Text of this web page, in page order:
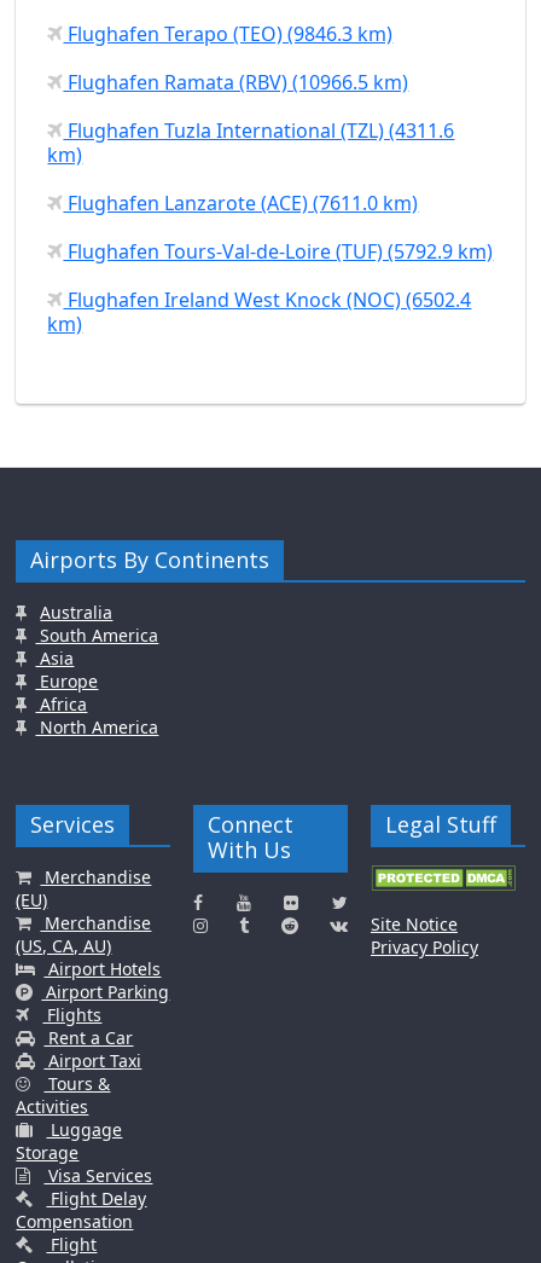
Flughafen Terapo (TEO) (9846.3 km)
Flughafen Ramata (RBV) (10966.5 km)
Flughafen Tuzla International (TZL) (4311.6
km)
Flughafen Lanzarote (ACE) (7611.0 km)
Flughafen Tours-Val-de-Loire (TUF) (5792.9 km)
Flughafen Ireland West Knock (NOC) (6502.4
km)
Airports By Continents
Australia
South America
Asia
Europe
Africa
North America
Services
Merchandise
(EU)
Merchandise
(US, CA, AU)
Airport Hotels
Airport Parking
Flights
Rent a Car
Airport Taxi
Tours &
Activities
Luggage
Storage
Visa Services
Flight Delay
Compensation
Flight
Connect
With Us
Legal Stuff
Site Notice
Privacy Policy